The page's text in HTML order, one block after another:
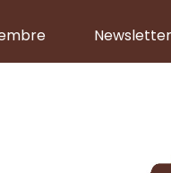
Newsletter